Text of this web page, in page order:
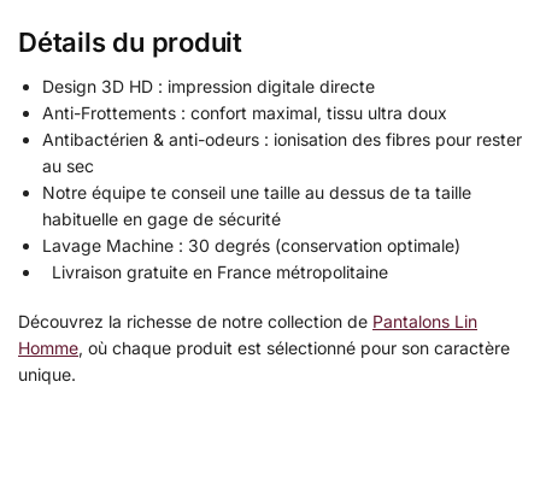
Détails du produit
Design 3D HD : impression digitale directe
Anti-Frottements : confort maximal, tissu ultra doux
Antibactérien & anti-odeurs : ionisation des fibres pour rester
au sec
Notre équipe te conseil une taille au dessus de ta taille
habituelle en gage de sécurité
Lavage Machine : 30 degrés (conservation optimale)
Livraison gratuite en France métropolitaine
Découvrez la richesse de notre collection de Pantalons Lin
Homme, où chaque produit est sélectionné pour son caractère
unique.